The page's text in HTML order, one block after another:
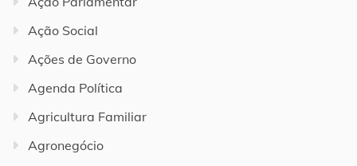
Ação Social
Ações de Governo
Agenda Política
Agricultura Familiar
Agronegócio